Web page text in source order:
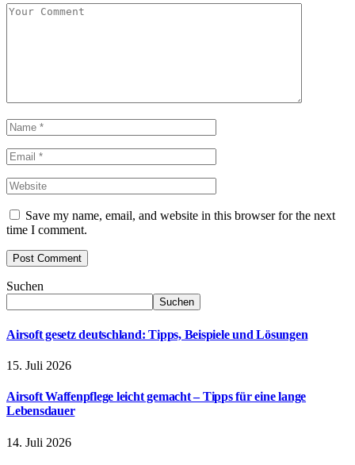
Save my name, email, and website in this browser for the next
time I comment.
Suchen
Suchen
Airsoft gesetz deutschland: Tipps, Beispiele und Lösungen
15. Juli 2026
Airsoft Waffenpflege leicht gemacht – Tipps für eine lange
Lebensdauer
14. Juli 2026